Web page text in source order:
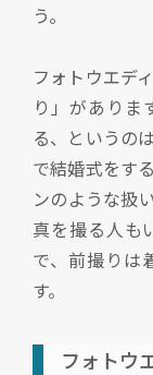
う。
フォトウエデ
り」がありま
る、というの
で結婚式をす
ンのような扱
真を撮る人も
で、前撮りは
す。
フォトウ